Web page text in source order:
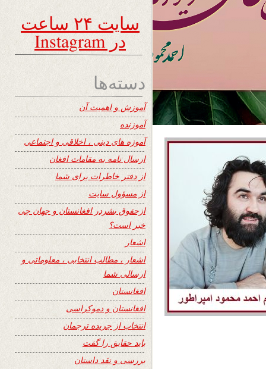
سایت ۲۴ ساعت
در Instagram
دسته‌ها
آموزش و اهمیت آن
آموزنده
آموزه های دینی ، اخلاقی و اجتماعی
ارسال نامه به مقامات افغان
از دفتر خاطرات برای شما
از مسؤول سایت
ازحقوق بشردر افغانستان و جهان چی
خبر است؟
اشعار
اشعار ، مطالب انتخابی ، معلوماتی و
ارسالی شما
افغانستان
افغانستان و دموکراسی
انتخاب از جریده ترجمان
باید حقایق را گفت
بررسی و نقد داستان